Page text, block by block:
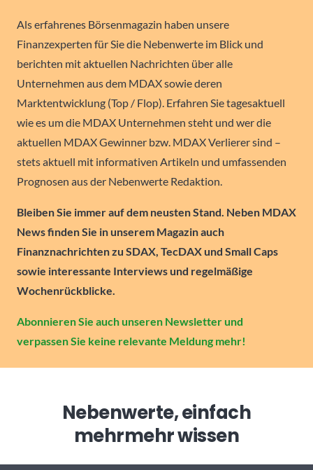
Als erfahrenes Börsenmagazin haben unsere
Finanzexperten für Sie die Nebenwerte im Blick und
berichten mit aktuellen Nachrichten über alle
Unternehmen aus dem MDAX sowie deren
Marktentwicklung (Top / Flop). Erfahren Sie tagesaktuell
wie es um die MDAX Unternehmen steht und wer die
aktuellen MDAX Gewinner bzw. MDAX Verlierer sind –
stets aktuell mit informativen Artikeln und umfassenden
Prognosen aus der Nebenwerte Redaktion.
Bleiben Sie immer auf dem neusten Stand. Neben MDAX
News finden Sie in unserem Magazin auch
Finanznachrichten zu SDAX, TecDAX und Small Caps
sowie interessante Interviews und regelmäßige
Wochenrückblicke.
Abonnieren Sie auch unseren Newsletter und
verpassen Sie keine relevante Meldung mehr!
Nebenwerte, einfach
mehrmehr wissen